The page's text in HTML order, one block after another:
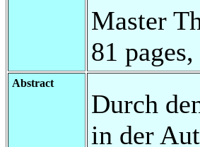
Master
81
Abstract
Durch
in der